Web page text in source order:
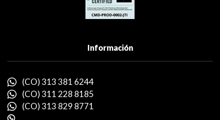
Información
(CO) 313 381 6244
(CO) 311 228 8185
(CO) 313 829 8771